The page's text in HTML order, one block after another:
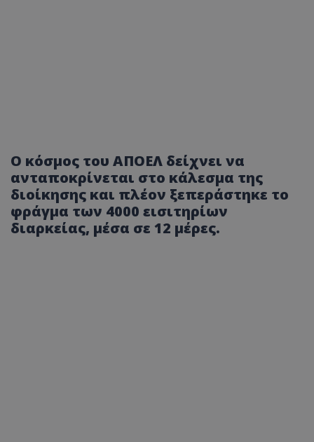
Ο κόσμος του ΑΠΟΕΛ δείχνει να
ανταποκρίνεται στο κάλεσμα της
διοίκησης και πλέον ξεπεράστηκε το
φράγμα των 4000 εισιτηρίων
διαρκείας, μέσα σε 12 μέρες.